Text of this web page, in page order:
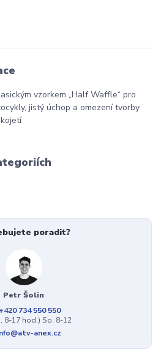
vzorkem „Half Waffle“ pro
jistý úchop a omezení tvorby
poradit?
Petr Šolin
+420 734 550 550
8-17 hod.) So, 8-12
anex.cz